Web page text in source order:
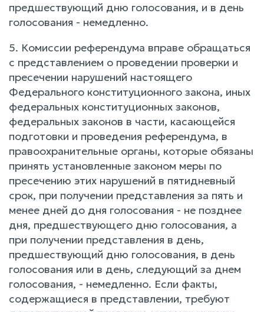
предшествующий дню голосования, и в день
голосования - немедленно.
5. Комиссии референдума вправе обращаться
с представлением о проведении проверки и
пресечении нарушений настоящего
Федерального конституционного закона, иных
федеральных конституционных законов,
федеральных законов в части, касающейся
подготовки и проведения референдума, в
правоохранительные органы, которые обязаны
принять установленные законом меры по
пресечению этих нарушений в пятидневный
срок, при получении представления за пять и
менее дней до дня голосования - не позднее
дня, предшествующего дню голосования, а
при получении представления в день,
предшествующий дню голосования, в день
голосования или в день, следующий за днем
голосования, - немедленно. Если факты,
содержащиеся в представлении, требуют